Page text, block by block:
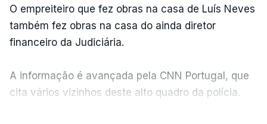
O empreiteiro que fez obras na casa de Luís Neves
também fez obras na casa do ainda diretor
financeiro da Judiciária.
A informação é avançada pela CNN Portugal, que
cita vários vizinhos deste alto quadro da polícia.